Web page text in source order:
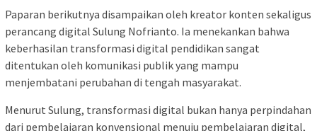
Paparan berikutnya disampaikan oleh kreator konten sekaligus
perancang digital Sulung Nofrianto. Ia menekankan bahwa
keberhasilan transformasi digital pendidikan sangat
ditentukan oleh komunikasi publik yang mampu
menjembatani perubahan di tengah masyarakat.
Menurut Sulung, transformasi digital bukan hanya perpindahan
dari pembelajaran konvensional menuju pembelajaran digital,